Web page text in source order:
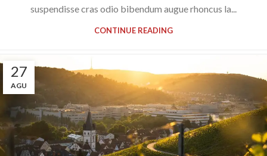
suspendisse cras odio bibendum augue rhoncus la...
CONTINUE READING
27
AGU